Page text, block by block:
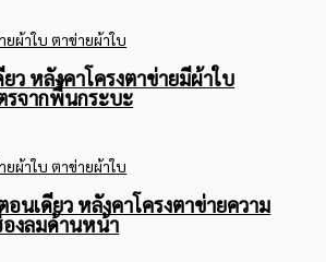
ว หลังคาโครงตาข่ายมีผ้าใบ
รจากพื้นกระบะ
นเดียว หลังคาโครงตาข่ายความ
องลมด้านหน้า